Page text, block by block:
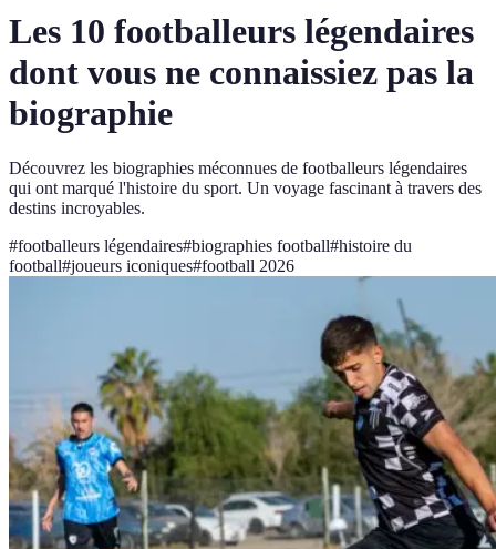
Les 10 footballeurs légendaires
dont vous ne connaissiez pas la
biographie
Découvrez les biographies méconnues de footballeurs légendaires
qui ont marqué l'histoire du sport. Un voyage fascinant à travers des
destins incroyables.
#footballeurs légendaires#biographies football#histoire du
football#joueurs iconiques#football 2026